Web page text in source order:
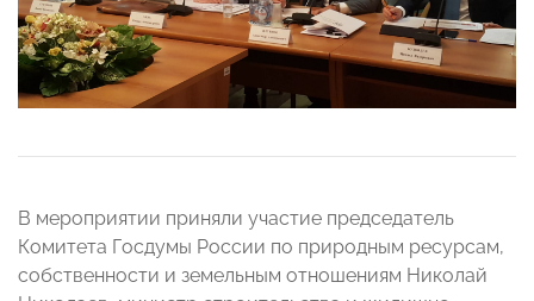
В мероприятии приняли участие председатель
Комитета Госдумы России по природным ресурсам,
собственности и земельным отношениям Николай